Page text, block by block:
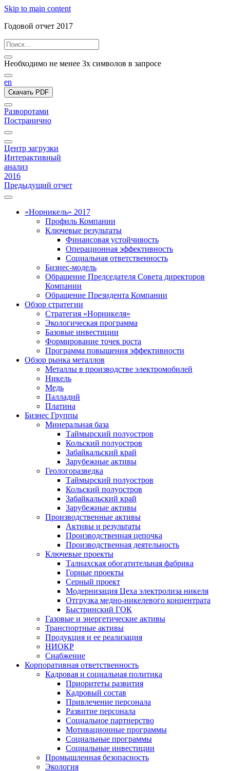
Skip to main content
Годовой отчет 2017
Необходимо не менее 3х символов в запросе
en
Скачать PDF
Разворотами
Постранично
Центр загрузки
Интерактивный
анализ
2016
Предыдущий отчет
«Норникель» 2017
Профиль Компании
Ключевые результаты
Финансовая устойчивость
Операционная эффективность
Социальная ответственность
Бизнес-модель
Обращение Председателя Совета директоров
Компании
Обращение Президента Компании
Обзор стратегии
Стратегия «Норникеля»
Экологическая программа
Базовые инвестиции
Формирование точек роста
Программа повышения эффективности
Обзор рынка металлов
Металлы в производстве электромобилей
Никель
Медь
Палладий
Платина
Бизнес Группы
Минеральная база
Таймырский полуостров
Кольский полуостров
Забайкальский край
Зарубежные активы
Геологоразведка
Таймырский полуостров
Кольский полуостров
Забайкальский край
Зарубежные активы
Производственные активы
Активы и результаты
Производственная цепочка
Производственная деятельность
Ключевые проекты
Талнахская обогатительная фабрика
Горные проекты
Серный проект
Модернизация Цеха электролиза никеля
Отгрузка медно-никелевого концентрата
Быстринский ГОК
Газовые и энергетические активы
Транспортные активы
Продукция и ее реализация
НИОКР
Снабжение
Корпоративная ответственность
Кадровая и социальная политика
Приоритеты развития
Кадровый состав
Привлечение персонала
Развитие персонала
Социальное партнерство
Мотивационные программы
Социальные программы
Социальные инвестиции
Промышленная безопасность
Экология